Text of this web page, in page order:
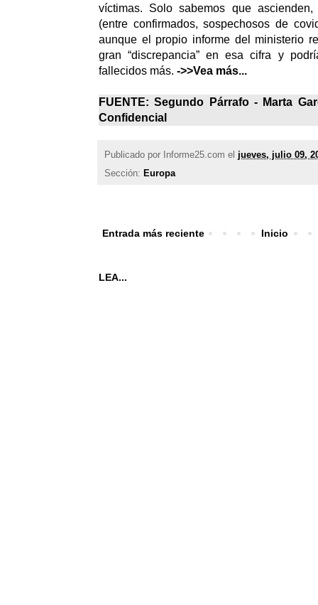
víctimas. Solo sabemos que
(entre confirmados, sospechosos de
aunque el propio informe del ministerio
gran “discrepancia” en esa cifra y
fallecidos más. ->>Vea más...
FUENTE: Segundo Párrafo - Marta
Confidencial
Publicado por Informe25.com el jueves, julio 09,
Sección: Europa
Entrada más reciente Inicio
LEA...